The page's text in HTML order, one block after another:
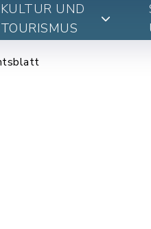
KULTUR UND
TOURISMUS